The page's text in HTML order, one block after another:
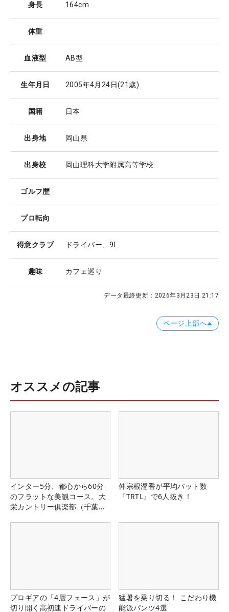
身長 164cm
体重
血液型 AB型
生年月日 2005年4月24日(21歳)
国籍 日本
出身地 岡山県
出身校 岡山理科大学附属高等学校
ゴルフ歴
プロ転向
得意クラブ ドライバー、9I
趣味 カフェ巡り
データ最終更新： 2026年3月23日 21:17
ページ上部へ
オススメの記事
インター5分、都心から60分
のフラットな美観コース。大
栄カントリー俱楽部（千葉
仲宗根澄香が平均パット数
『TRTL』で6人抜き！
プロギアの「4層フェース」が
切り開く高初速ドライバーの
猛暑を乗り切る！ こだわり機
能派パンツ4選